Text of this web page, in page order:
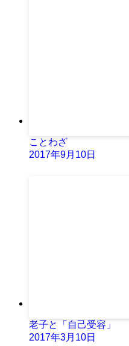
ことわざ
2017年9月10日
老子と「自己受容」
2017年3月10日